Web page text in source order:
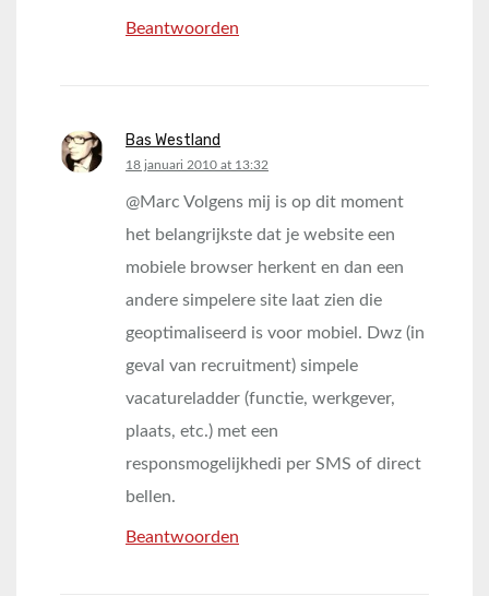
Beantwoorden
Bas Westland
says:
18 januari 2010 at 13:32
@Marc Volgens mij is op dit moment
het belangrijkste dat je website een
mobiele browser herkent en dan een
andere simpelere site laat zien die
geoptimaliseerd is voor mobiel. Dwz (in
geval van recruitment) simpele
vacatureladder (functie, werkgever,
plaats, etc.) met een
responsmogelijkhedi per SMS of direct
bellen.
Beantwoorden